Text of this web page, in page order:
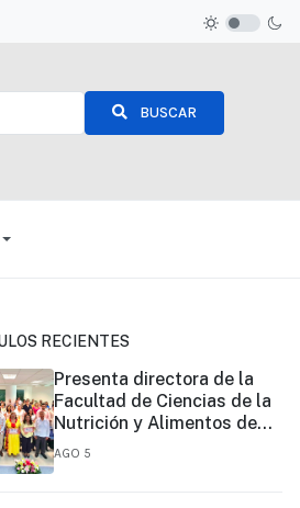
BUSCAR
RECIENTES
Presenta directora de la
Facultad de Ciencias de la
Nutrición y Alimentos de
UNICACH, informe de su
AGO 5